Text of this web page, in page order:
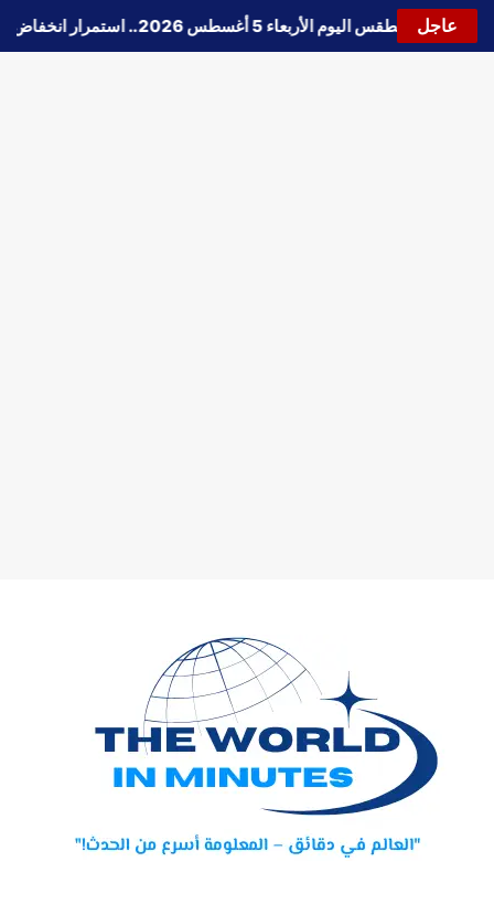
عاجل🔵 حالة الطقس اليوم الأربعاء 5 أغسطس 2026.. استمرار انخفاض الحرارة وتحذيرات من الشبورة واضطراب الملاحة